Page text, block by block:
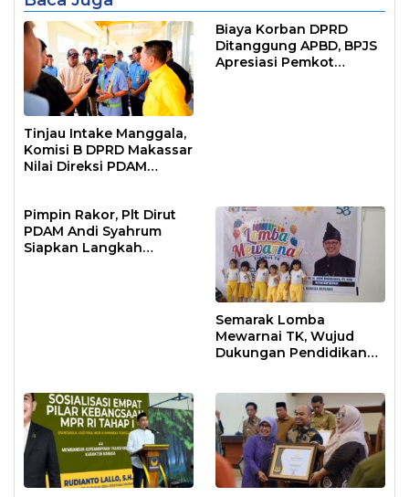
Tinjau Intake Manggala,
Komisi B DPRD Makassar
Nilai Direksi PDAM
Biaya Korban DPRD
Ditanggung APBD, BPJS
Apresiasi Pemkot
Pimpin Rakor, Plt Dirut
PDAM Andi Syahrum
Siapkan Langkah
Semarak Lomba
Mewarnai TK, Wujud
Dukungan Pendidikan